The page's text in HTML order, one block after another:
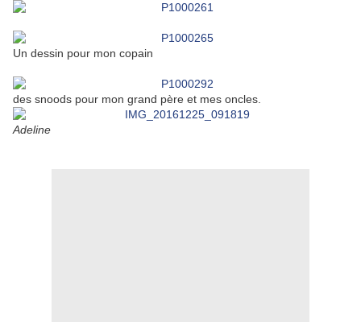
Un dessin pour mon copain
des snoods pour mon grand père et mes oncles.
Adeline